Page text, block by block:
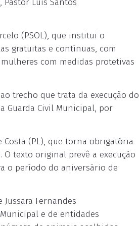
Luis Santos
(PSOL), que institui o
gratuitas e contínuas, com
com medidas protetivas
trecho que trata da execução do
Guarda Civil Municipal, por
Costa (PL), que torna obrigatória
texto original prevê a execução
o período do aniversário de
Fernandes
e de entidades